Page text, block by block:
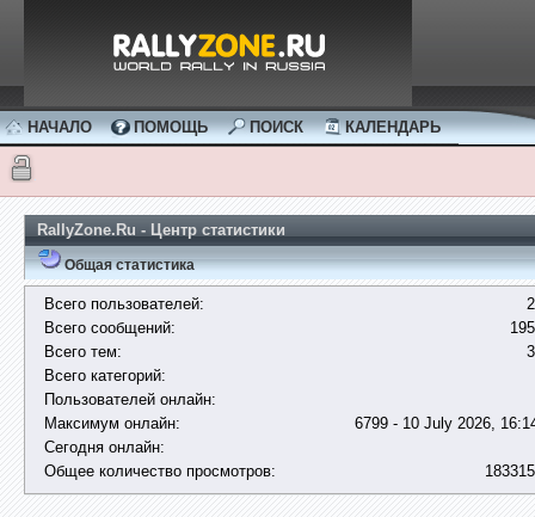
НАЧАЛО ПОМОЩЬ ПОИСК КАЛЕНДАРЬ
RallyZone.Ru - Центр статистики
Общая статистика
Всего пользователей:
Всего сообщений:
Всего тем:
Всего категорий:
Пользователей онлайн:
Максимум онлайн:
6799 - 10 July 2026,
Сегодня онлайн:
Общее количество просмотров: